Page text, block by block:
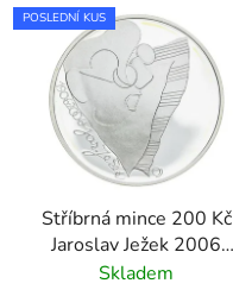
POSLEDNÍ KUS
Stříbrná mince 200 Kč
Jaroslav Ježek 2006
proof
Skladem